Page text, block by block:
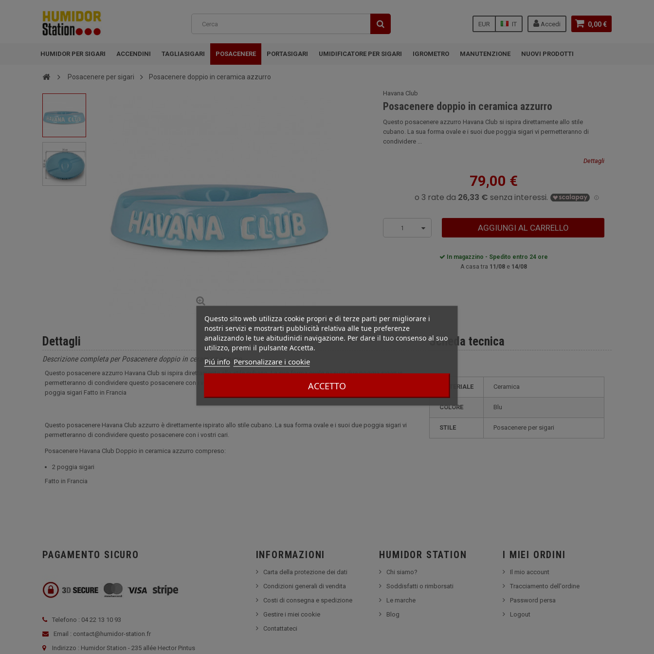
0,00 €
Accedi
IT
EUR
HUMIDOR PER SIGARI ACCENDINI TAGLIASIGARI POSACENERE PORTASIGARI UMIDIFICATORE PER SIGARI IGROMETRO MANUTENZIONE NUOVI PRODOTTI
Questo sito web utilizza cookie propri e di terze parti per migliorare i
nostri servizi e mostrarti pubblicità relativa alle tue preferenze
analizzando le tue abitudinidi navigazione. Per dare il tuo consenso al suo
utilizzo, premi il pulsante Accetta.
Piú info Personalizzare i cookie
ACCETTO
Posacenere per sigari Posacenere doppio in ceramica azzurro
Havana Club
Posacenere doppio in ceramica azzurro
Questo posacenere azzurro Havana Club si ispira direttamente allo stile
cubano. La sua forma ovale e i suoi due poggia sigari vi permetteranno di
condividere ...
Dettagli
79,00 €
1 AGGIUNGI AL CARRELLO
In magazzino - Spedito entro 24 ore
A casa tra 11/08 e 14/08
Scheda tecnica
MATERIALE Ceramica
COLORE Blu
STILE posacenere per sigari
Dettagli
Descrizione completa per Posacenere doppio in ceramica azzurro
Questo posacenere azzurro Havana Club si ispira direttamente allo stile cubano. La sua forma ovale e i suoi due poggia sigari vi
permetteranno di condividere questo posacenere con i vostri cari. Posacenere Havana Club Azzurro doppio in ceramica incluso: 2
poggia sigari Fatto in Francia
Questo posacenere Havana Club azzurro è direttamente ispirato allo stile cubano. La sua forma ovale e i suoi due poggia sigari vi
permetteranno di condividere questo posacenere con i vostri cari.
Posacenere Havana Club Doppio in ceramica azzurro compreso:
2 poggia sigari
Fatto in Francia
PAGAMENTO SICURO
Telefono : 04 22 13 10 93
Email : contact@humidor-station.fr
Indirizzo : Humidor Station - 235 allée Hector Pintus
INFORMAZIONI
Carta della protezione dei dati
Condizioni generali di vendita
Costi di consegna e spedizione
Gestire i miei cookie
Contattateci
HUMIDOR STATION
Chi siamo?
Soddisfatti o rimborsati
Le marche
Blog
I MIEI ORDINI
Il mio account
Tracciamento dell'ordine
Password persa
Logout